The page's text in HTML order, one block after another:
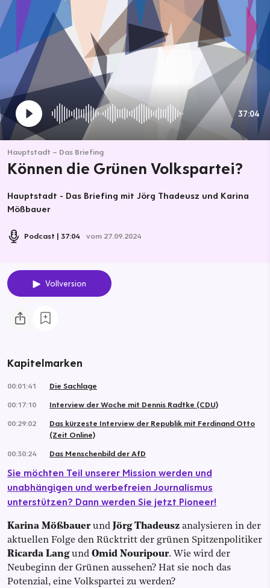
37:04
Hauptstadt – Das Briefing
Können die Grünen Volkspartei?
Hauptstadt - Das Briefing mit Jörg Thadeusz und Karina
Mößbauer
Podcast 37:04 vom 27.09.2024
Vollversion
Kapitelmarken
00:01:41
Die Sachlage
00:17:10
Interview der Woche mit Dennis Radtke (CDU)
00:29:02
Das kürzeste Interview der Republik mit Ferdinand Otto
(Zeit Online)
00:30:24
Das Menschenbild der AfD
Sie möchten Teil unserer Mission werden und
unabhängigen und werbefreien Journalismus
unterstützen? Dann werden Sie jetzt Pioneer!
Karina Mößbauerund Jörg Thadeusz analysieren in der
aktuellen Folge den Rücktritt der grünen Spitzenpolitiker
Ricarda Langund Omid Nouripour. Wie wird der
Neubeginn der Grünen aussehen? Hat sie noch das
Potenzial, eine Volkspartei zu werden?